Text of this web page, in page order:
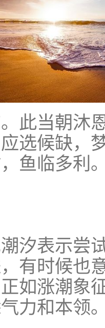
此当朝沐
选候缺，
鱼临多利
汐表示尝
有时候也
如涨潮象
力和本领